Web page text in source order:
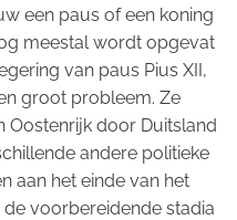
een paus of een koning
meestal wordt opgevat
van paus Pius XII,
groot probleem. Ze
Oostenrijk door Duitsland
andere politieke
aan het einde van het
de voorbereidende stadia